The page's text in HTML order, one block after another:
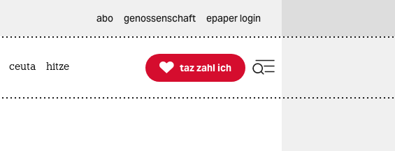
abo genossenschaft epaper login
ceuta hitze 
taz zahl ich
taz zahl ich